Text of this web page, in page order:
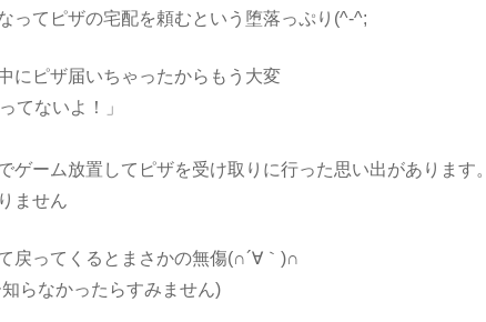
ってピザの宅配を頼むという堕落っぷり(^-^;
にピザ届いちゃったからもう大変
てないよ！」
ゲーム放置してピザを受け取りに行った思い出があります。
ません
戻ってくるとまさかの無傷(∩´∀｀)∩
らなかったらすみません)